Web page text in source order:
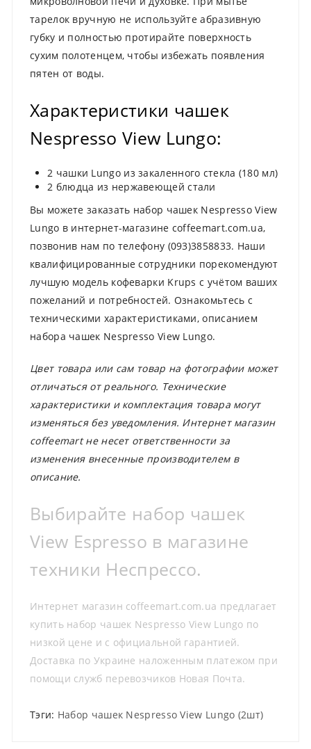
тарелок вручную не используйте абразивную
губку и полностью протирайте поверхность
сухим полотенцем, чтобы избежать появления
пятен от воды.
Характеристики чашек
Nespresso View Lungo:
2 чашки Lungo из закаленного стекла (180 мл)
2 блюдца из нержавеющей стали
Вы можете заказать набор чашек Nespresso View
Lungo в интернет-магазине coffeemart.com.ua,
позвонив нам по телефону (093)3858833. Наши
квалифицированные сотрудники порекомендуют
лучшую модель кофеварки Krups с учётом ваших
пожеланий и потребностей. Ознакомьтесь с
техническими характеристиками, описанием
набора чашек Nespresso View Lungo.
Цвет товара или сам товар на фотографии может
отличаться от реального. Технические
характеристики и комплектация товара могут
изменяться без уведомления. Интернет магазин
coffeemart не несет ответственности за
изменения внесенные производителем в
описание.
Выбирайте набор чашек
View Espresso в магазине
техники Неспрессо.
Интернет магазин coffeemart.com.ua предлагает
купить набор чашек Nespresso View Lungo по
низкой цене и с официальной гарантией.
Доставка по Украине наложенным платежом при
помощи служб перевозчиков Новая Почта.
Тэги: Набор чашек Nespresso View Lungo (2шт)